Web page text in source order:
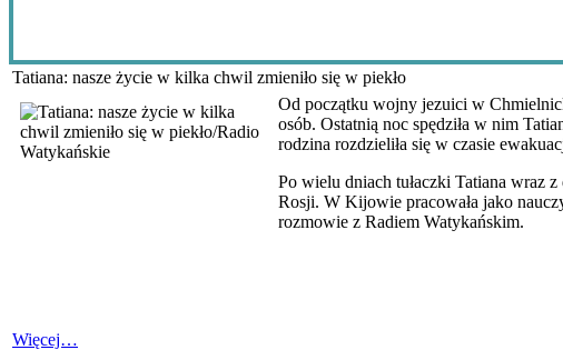
Tatiana: nasze życie w kilka chwil zmieniło się w piekło
Od początku wojny jezuici w
osób. Ostatnią noc spędziła w nim
rodzina rozdzieliła się w czasie
Po wielu dniach tułaczki Tatiana wraz
Rosji. W Kijowie pracowała jako
rozmowie z Radiem Watykańskim.
Więcej…